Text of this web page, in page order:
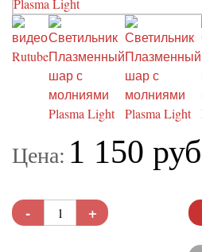
Цена: 1 150
- +